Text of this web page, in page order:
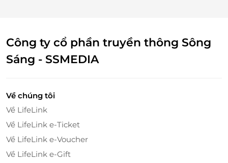
cơ hội thưởng thức một bữa ăn buffet phong phú và
đầy hương vị, đặc biệt là các món ăn đậm đà hương
vị Hàn Quốc. Từ các món ăn chính như tokbokki,
cơm nắm, gà rán đến những món kèm hấp dẫn, tất
cả tạo nên một trải nghiệm ẩm thực không thể nào
Công ty cổ phần truyền thông Sông
Sáng - SSMEDIA
Về chúng tôi
Về LifeLink
Về LifeLink e-Ticket
Về LifeLink e-Voucher
Về LifeLink e-Gift